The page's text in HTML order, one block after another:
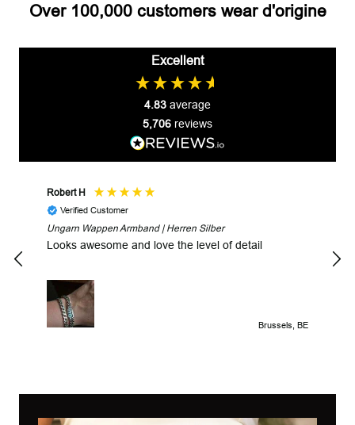
Over 100,000 customers wear d'origine
Excellent
4.83 average
5,706 reviews
Robert H
Verified Customer
Ungarn Wappen Armband | Herren Silber
Looks awesome and love the level of detail
Brussels, BE